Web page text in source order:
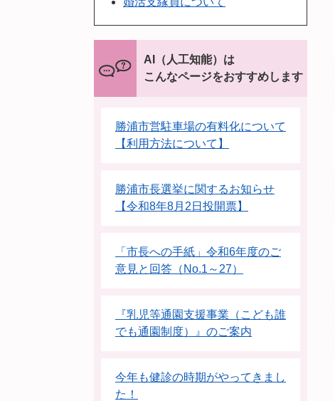
AI（人工知能）は
こんなページをおすすめします
勝浦市営駐車場の有料化について
【利用方法について】
勝浦市長選挙に関するお知らせ
【令和8年8月2日投開票】
「市長への手紙」令和6年度のご
意見と回答（No.1～27）
『乳児等通園支援事業（こども誰
でも通園制度）』のご案内
今年も健診の時期がやってきまし
た！